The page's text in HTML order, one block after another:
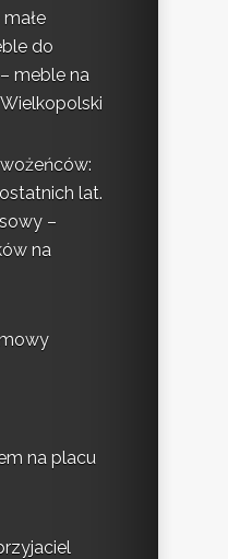
do
meble na
lat.
–
na
na placu